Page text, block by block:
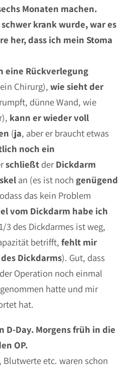
Monaten machen.
krank wurde, war es
her, dass ich mein Stoma
eine Rückverlegung
Chirurg), wie sieht der
dünne Wand, wie
kann er wieder voll
(ja, aber er braucht etwas
noch ein
schließt derDickdarm
an (es ist noch genügend
das kein Problem
vom Dickdarm habe ich
3 des Dickdarmes ist weg,
betrifft, fehlt mir
Dickdarms). Gut, dass
Operation noch einmal
hatte und mir
hat.
D-Day. Morgens früh in die
OP.
Blutwerte etc. waren schon